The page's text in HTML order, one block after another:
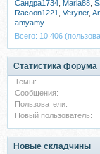
Сандра1734 Maria88
Racoon1221
Veryner,
amyamy
Всего: 10.406
Статистика форума
Темы:
Сообщения:
Пользователи:
Новый пользователь:
Новые складчины